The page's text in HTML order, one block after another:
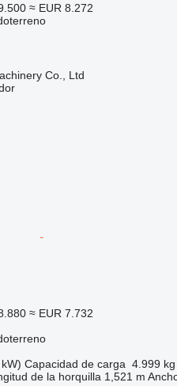
≈ EUR 8.272
Co., Ltd
≈ EUR 7.732
Capacidad de carga 4.999 kg
de la horquilla 1,521 m